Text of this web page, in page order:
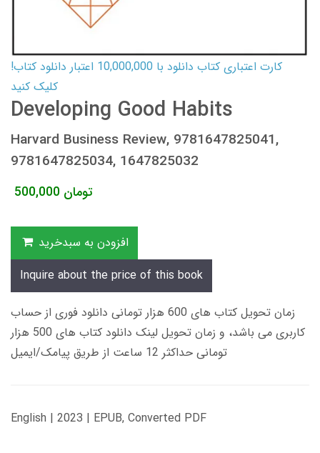
کارت اعتباری کتاب دانلود با 10,000,000 اعتبار دانلود کتاب!
کلیک کنید
Developing Good Habits
Harvard Business Review, 9781647825041,
9781647825034, 1647825032
500,000 تومان
افزودن به سبدخرید
Inquire about the price of this book
زمان تحویل کتاب های 600 هزار تومانی دانلود فوری از حساب
کاربری می باشد، و زمان تحویل لینک دانلود کتاب های 500 هزار
تومانی حداکثر 12 ساعت از طریق پیامک/ایمیل
English | 2023 | EPUB, Converted PDF